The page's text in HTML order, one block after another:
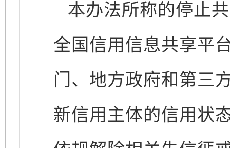
本办法所称的停止
全国信用信息共享平
门、地方政府和第三
新信用主体的信用状